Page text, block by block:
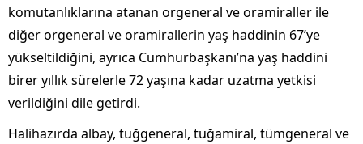
komutanlıklarına atanan orgeneral ve oramiraller ile
diğer orgeneral ve oramirallerin yaş haddinin 67’ye
yükseltildiğini, ayrıca Cumhurbaşkanı’na yaş haddini
birer yıllık sürelerle 72 yaşına kadar uzatma yetkisi
verildiğini dile getirdi.
Halihazırda albay, tuğgeneral, tuğamiral, tümgeneral ve